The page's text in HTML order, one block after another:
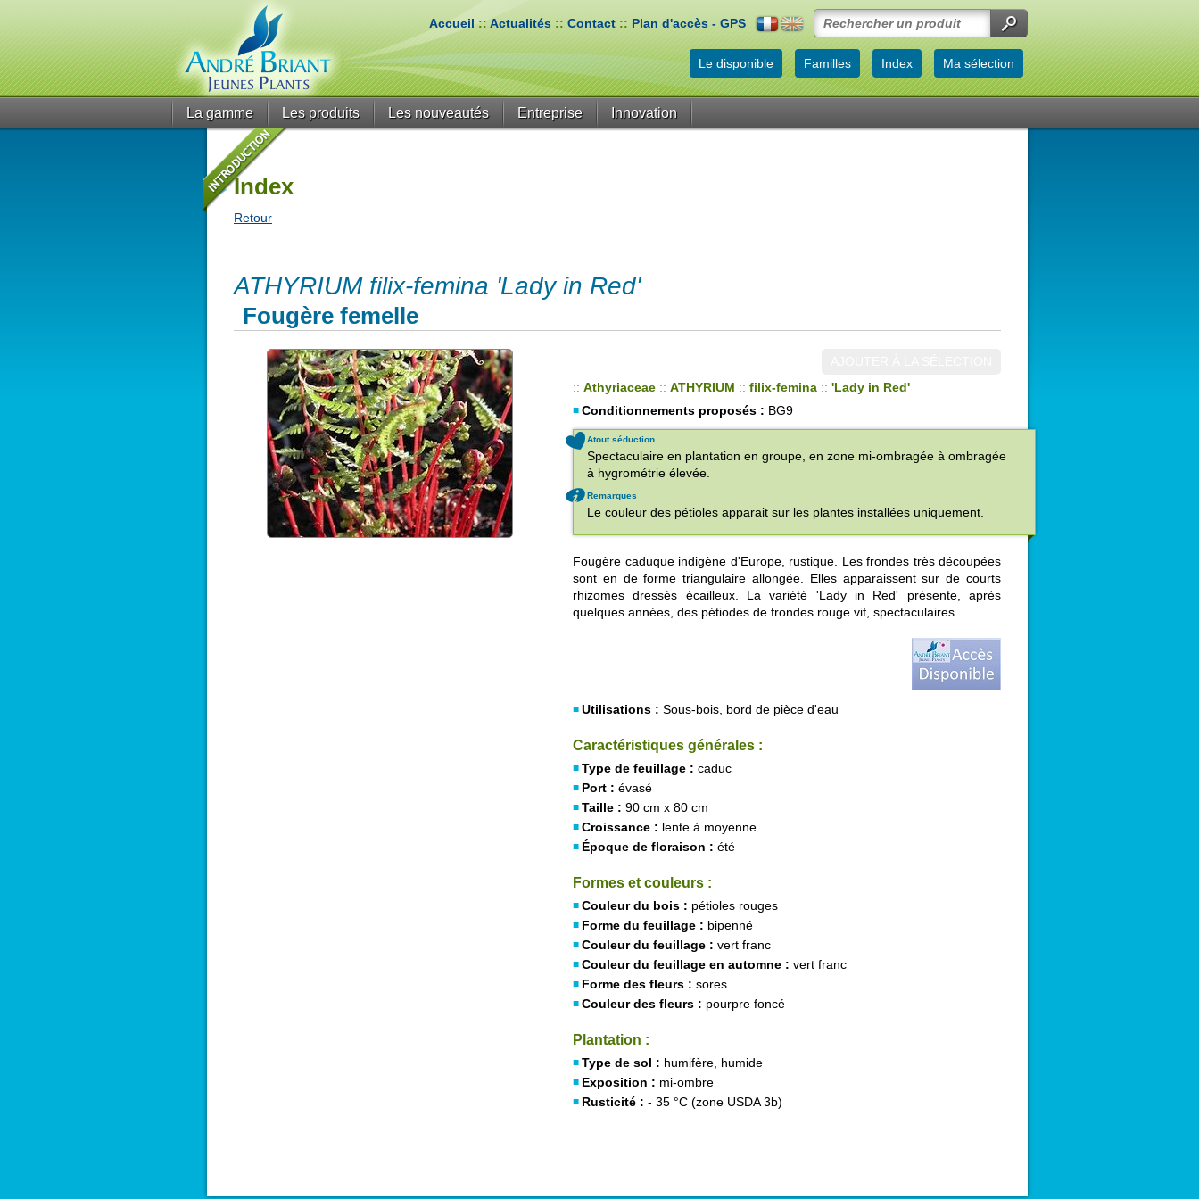
Accueil::Actualités :: Contact :: Plan d'accès - GPS
Le disponible Familles Index Ma sélection
La gamme Les produits Les nouveautés Entreprise Innovation
Index
Retour
ATHYRIUM filix-femina 'Lady in Red'
Fougère femelle
:: Athyriaceae :: ATHYRIUM :: filix-femina :: 'Lady in Red'
Conditionnements proposés : BG9
Atout séduction
Spectaculaire en plantation en groupe, en zone mi-ombragée à ombragée
à hygrométrie élevée.
Remarques
Le couleur des pétioles apparait sur les plantes installées uniquement.
Fougère caduque indigène d'Europe, rustique. Les frondes très découpées
sont en de forme triangulaire allongée. Elles apparaissent sur de courts
rhizomes dressés écailleux. La variété 'Lady in Red' présente, après
quelques années, des pétiodes de frondes rouge vif, spectaculaires.
Utilisations : Sous-bois, bord de pièce d'eau
Caractéristiques générales :
Type de feuillage : caduc
Port : évasé
Taille : 90 cm x 80 cm
Croissance : lente à moyenne
Époque de floraison : été
Formes et couleurs :
Couleur du bois : pétioles rouges
Forme du feuillage : bipenné
Couleur du feuillage : vert franc
Couleur du feuillage en automne : vert franc
Forme des fleurs : sores
Couleur des fleurs : pourpre foncé
Plantation :
Type de sol : humifère, humide
Exposition : mi-ombre
Rusticité : - 35 °C (zone USDA 3b)